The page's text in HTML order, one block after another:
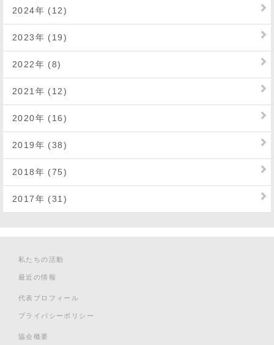
2024年 (12)
2023年 (19)
2022年 (8)
2021年 (12)
2020年 (16)
2019年 (38)
2018年 (75)
2017年 (31)
私たちの活動
最近の情報
代表プロフィール
プライバシーポリシー
協会概要